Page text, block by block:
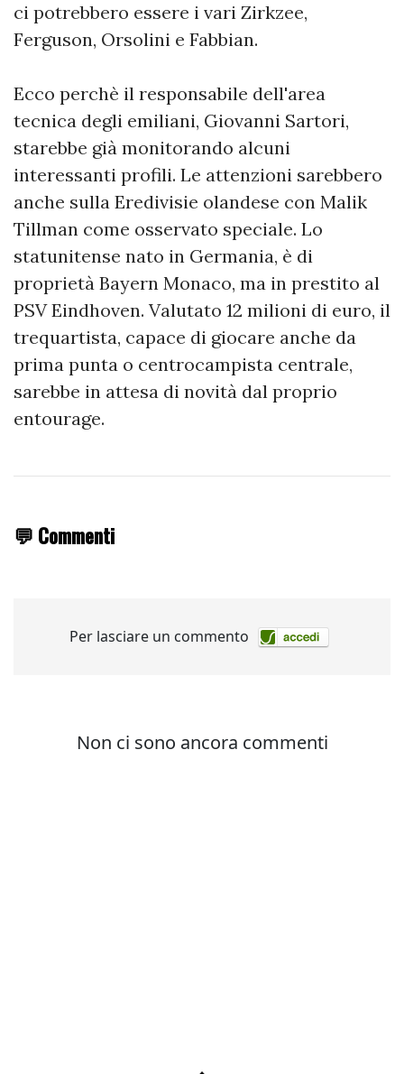
ci potrebbero essere i vari Zirkzee,
Ferguson, Orsolini e Fabbian.
Ecco perchè il responsabile dell'area
tecnica degli emiliani, Giovanni Sartori,
starebbe già monitorando alcuni
interessanti profili. Le attenzioni sarebbero
anche sulla Eredivisie olandese con Malik
Tillman come osservato speciale. Lo
statunitense nato in Germania, è di
proprietà Bayern Monaco, ma in prestito al
PSV Eindhoven. Valutato 12 milioni di euro, il
trequartista, capace di giocare anche da
prima punta o centrocampista centrale,
sarebbe in attesa di novità dal proprio
entourage.
💬 Commenti